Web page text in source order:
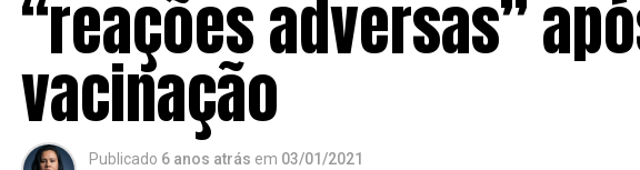
“reações adversas”
vacinação
Publicado 6 anos atrás em 03/01/2021